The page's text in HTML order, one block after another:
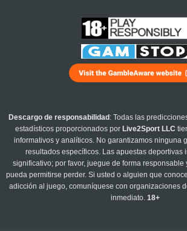
Descargo de responsabilidad : Todas las
estadísticos proporcionados por Live2Sport LLC
informativos y analíticos. No garantizamos ninguna
resultados específicos. Las apuestas deportivas
significativo; por favor, juegue de forma responsable
pueda permitirse perder. Si usted o alguien que
adicción al juego, comuníquese con organizaciones
inmediato.18+